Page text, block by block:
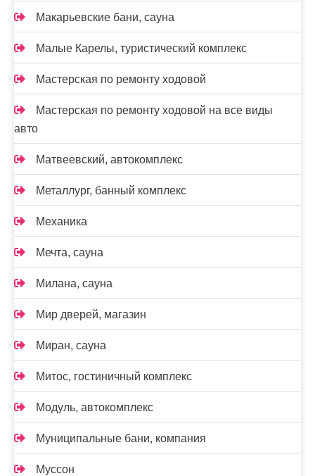
Макарьевские бани, сауна
Малые Карелы, туристический комплекс
Мастерская по ремонту ходовой
Мастерская по ремонту ходовой на все виды
авто
Матвеевский, автокомплекс
Металлург, банный комплекс
Механика
Мечта, сауна
Милана, сауна
Мир дверей, магазин
Миран, сауна
Митос, гостиничный комплекс
Модуль, автокомплекс
Муниципальные бани, компания
Муссон